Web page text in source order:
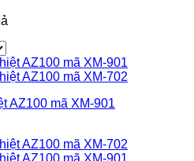
AZ100 mã XM-901